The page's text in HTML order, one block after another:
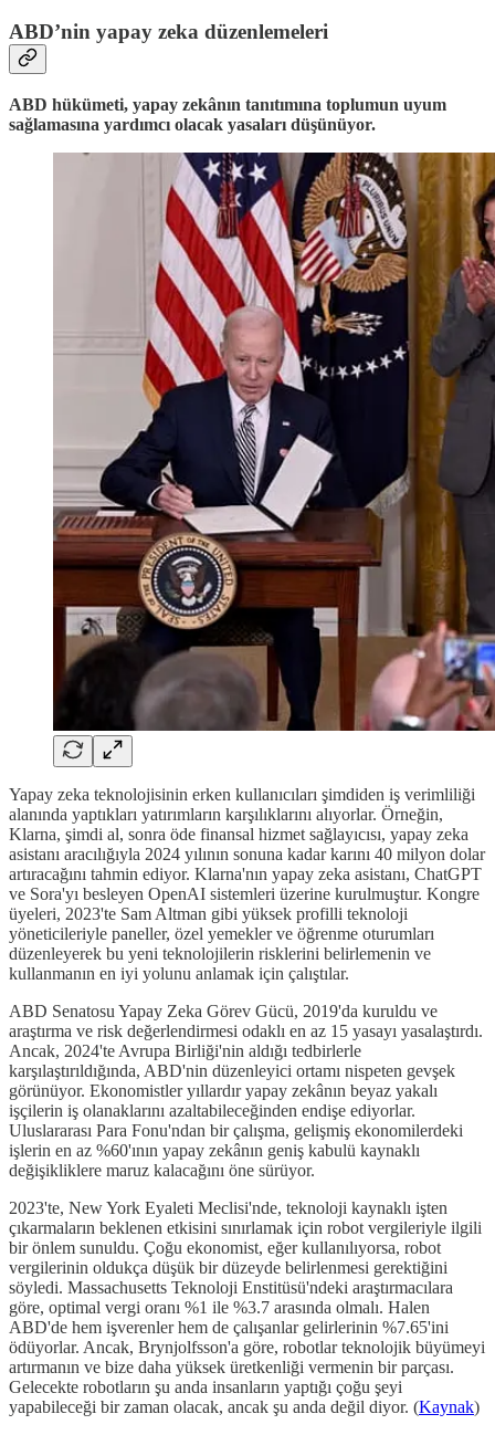
ABD’nin yapay zeka düzenlemeleri
ABD hükümeti, yapay zekânın tanıtımına toplumun uyum
sağlamasına yardımcı olacak yasaları düşünüyor.
Yapay zeka teknolojisinin erken kullanıcıları şimdiden iş verimliliği
alanında yaptıkları yatırımların karşılıklarını alıyorlar. Örneğin,
Klarna, şimdi al, sonra öde finansal hizmet sağlayıcısı, yapay zeka
asistanı aracılığıyla 2024 yılının sonuna kadar karını 40 milyon dolar
artıracağını tahmin ediyor. Klarna'nın yapay zeka asistanı, ChatGPT
ve Sora'yı besleyen OpenAI sistemleri üzerine kurulmuştur. Kongre
üyeleri, 2023'te Sam Altman gibi yüksek profilli teknoloji
yöneticileriyle paneller, özel yemekler ve öğrenme oturumları
düzenleyerek bu yeni teknolojilerin risklerini belirlemenin ve
kullanmanın en iyi yolunu anlamak için çalıştılar.
ABD Senatosu Yapay Zeka Görev Gücü, 2019'da kuruldu ve
araştırma ve risk değerlendirmesi odaklı en az 15 yasayı yasalaştırdı.
Ancak, 2024'te Avrupa Birliği'nin aldığı tedbirlerle
karşılaştırıldığında, ABD'nin düzenleyici ortamı nispeten gevşek
görünüyor. Ekonomistler yıllardır yapay zekânın beyaz yakalı
işçilerin iş olanaklarını azaltabileceğinden endişe ediyorlar.
Uluslararası Para Fonu'ndan bir çalışma, gelişmiş ekonomilerdeki
işlerin en az %60'ının yapay zekânın geniş kabulü kaynaklı
değişikliklere maruz kalacağını öne sürüyor.
2023'te, New York Eyaleti Meclisi'nde, teknoloji kaynaklı işten
çıkarmaların beklenen etkisini sınırlamak için robot vergileriyle ilgili
bir önlem sunuldu. Çoğu ekonomist, eğer kullanılıyorsa, robot
vergilerinin oldukça düşük bir düzeyde belirlenmesi gerektiğini
söyledi. Massachusetts Teknoloji Enstitüsü'ndeki araştırmacılara
göre, optimal vergi oranı %1 ile %3.7 arasında olmalı. Halen
ABD'de hem işverenler hem de çalışanlar gelirlerinin %7.65'ini
ödüyorlar. Ancak, Brynjolfsson'a göre, robotlar teknolojik büyümeyi
artırmanın ve bize daha yüksek üretkenliği vermenin bir parçası.
Gelecekte robotların şu anda insanların yaptığı çoğu şeyi
yapabileceği bir zaman olacak, ancak şu anda değil diyor. (Kaynak)